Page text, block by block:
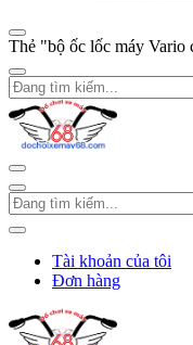
Thẻ "bộ ốc lốc máy Vario
Tài khoản của tôi
Đơn hàng